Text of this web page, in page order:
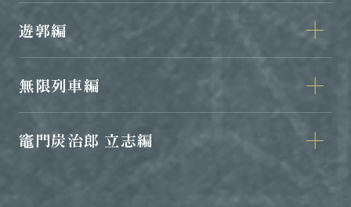
遊郭編
無限列車編
竈門炭治郎 立志編